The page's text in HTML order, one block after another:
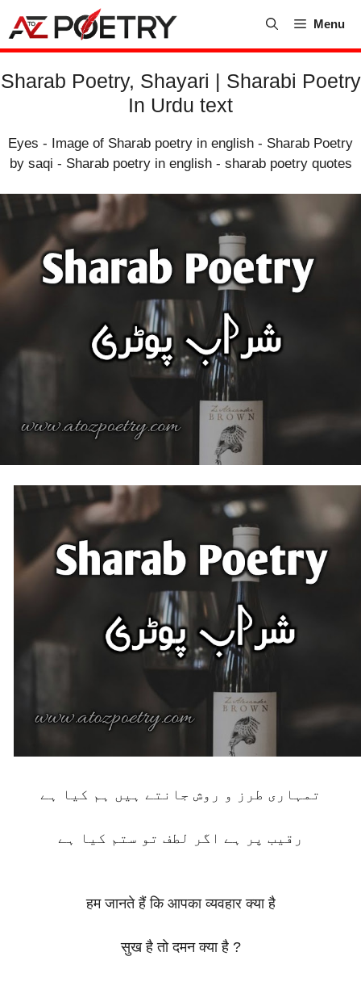
content
Menu
Sharab Poetry, Shayari | Sharabi Poetry
In Urdu text
Eyes - Image of Sharab poetry in english - Sharab Poetry
by saqi - Sharab poetry in english- sharab poetry quotes
تمہاری طرز و روش جانتے ہیں ہم کیا ہے
رقیب پر ہے اگر لطف تو ستم کیا ہے
हम जानते हैं कि आपका व्यवहार क्या है
सुख है तो दमन क्या है ?